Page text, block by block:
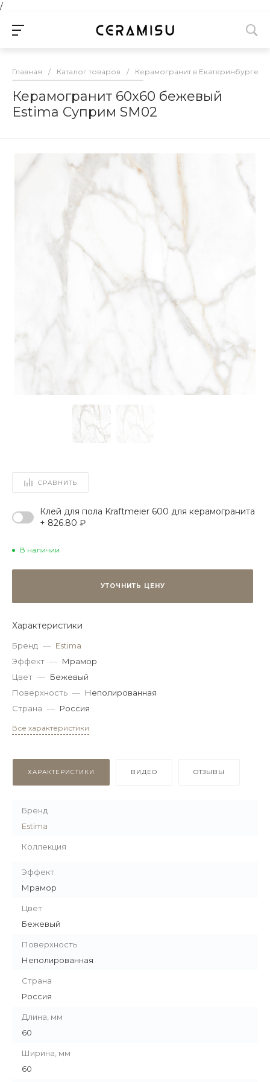
/
Главная / Каталог товаров / Керамогранит в Екатеринбурге
Керамогранит 60x60 бежевый
Estima Суприм SM02
СРАВНИТЬ
Клей для пола Kraftmeier 600 для керамогранита
+ 826.80 ₽
В наличии
УТОЧНИТЬ ЦЕНУ
Характеристики
Бренд — Estima
Эффект — Мрамор
Цвет — Бежевый
Поверхность — Неполированная
Страна — Россия
Все характеристики
ХАРАКТЕРИСТИКИ ВИДЕО ОТЗЫВЫ
Бренд
Estima
Коллекция
Эффект
Мрамор
Цвет
Бежевый
Поверхность
Неполированная
Страна
Россия
Длина, мм
60
Ширина, мм
60